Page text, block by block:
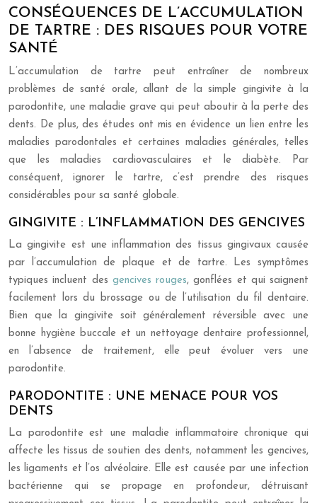
CONSÉQUENCES DE L’ACCUMULATION
DE TARTRE : DES RISQUES POUR VOTRE
SANTÉ
L’accumulation de tartre peut entraîner de nombreux
problèmes de santé orale, allant de la simple gingivite à la
parodontite, une maladie grave qui peut aboutir à la perte des
dents. De plus, des études ont mis en évidence un lien entre les
maladies parodontales et certaines maladies générales, telles
que les maladies cardiovasculaires et le diabète. Par
conséquent, ignorer le tartre, c’est prendre des risques
considérables pour sa santé globale.
GINGIVITE : L’INFLAMMATION DES GENCIVES
La gingivite est une inflammation des tissus gingivaux causée
par l’accumulation de plaque et de tartre. Les symptômes
typiques incluent des gencives rouges, gonflées et qui saignent
facilement lors du brossage ou de l’utilisation du fil dentaire.
Bien que la gingivite soit généralement réversible avec une
bonne hygiène buccale et un nettoyage dentaire professionnel,
en l’absence de traitement, elle peut évoluer vers une
parodontite.
PARODONTITE : UNE MENACE POUR VOS
DENTS
La parodontite est une maladie inflammatoire chronique qui
affecte les tissus de soutien des dents, notamment les gencives,
les ligaments et l’os alvéolaire. Elle est causée par une infection
bactérienne qui se propage en profondeur, détruisant